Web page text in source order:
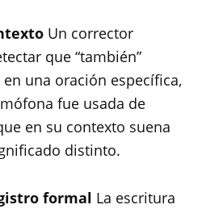
Un corrector
que “también”
en una oración específica,
fue usada de
en su contexto suena
distinto.
formal La escritura